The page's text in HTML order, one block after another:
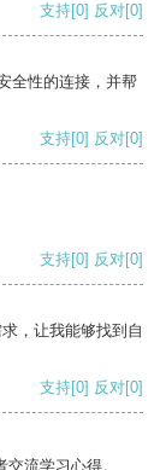
支持[0] 反对[0]
全性的连接，并帮
支持[0] 反对[0]
支持[0] 反对[0]
，让我能够找到自
支持[0] 反对[0]
流学习心得。